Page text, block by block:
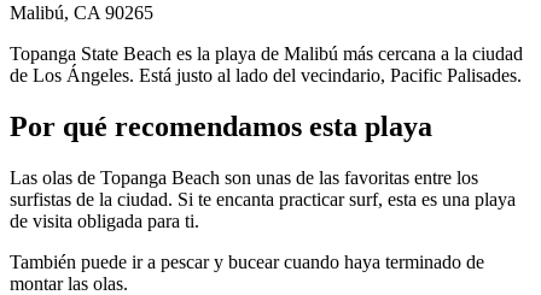
Malibú, CA 90265
Topanga State Beach es la playa de Malibú más cercana a la ciudad
de Los Ángeles. Está justo al lado del vecindario, Pacific Palisades.
Por qué recomendamos esta playa
Las olas de Topanga Beach son unas de las favoritas entre los
surfistas de la ciudad. Si te encanta practicar surf, esta es una playa
de visita obligada para ti.
También puede ir a pescar y bucear cuando haya terminado de
montar las olas.